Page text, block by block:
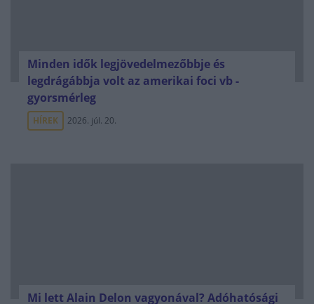
Minden idők legjövedelmezőbbje és
legdrágábbja volt az amerikai foci vb -
gyorsmérleg
HÍREK 2026. júl. 20.
Mi lett Alain Delon vagyonával? Adóhatósági